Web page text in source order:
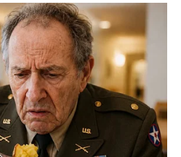
120 g); tri mlada luka, narezana na
kopra (oko 10 g); i jedna puna
100 g).
Pripremiti metalni pleh veličine
za pečenje.
jaja, svježi sir i